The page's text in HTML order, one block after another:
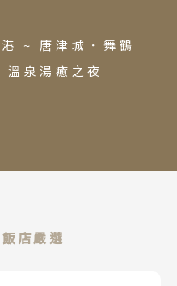
~ 唐津城．舞鶴
泉湯癒之夜
飯店嚴選